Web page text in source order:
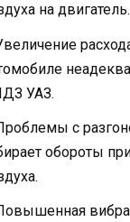
на двигатель.
УАЗ.
с
обороты